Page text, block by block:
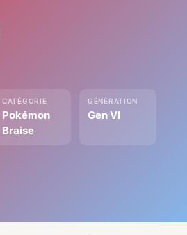
CATÉGORIE
Pokémon
Braise
GÉNÉRATION
Gen VI